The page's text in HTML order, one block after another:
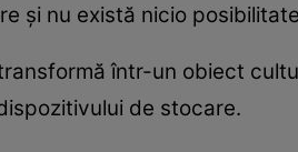
și nu există nicio
într-un obiect
de stocare.